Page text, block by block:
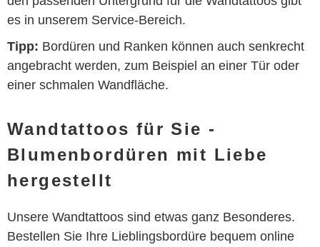
es in unserem Service-Bereich.
Tipp: Bordüren und Ranken können auch senkrecht
angebracht werden, zum Beispiel an einer Tür oder
einer schmalen Wandfläche.
Wandtattoos für Sie -
Blumenbordüren mit Liebe
hergestellt
Unsere Wandtattoos sind etwas ganz Besonderes.
Bestellen Sie Ihre Lieblingsbordüre bequem online